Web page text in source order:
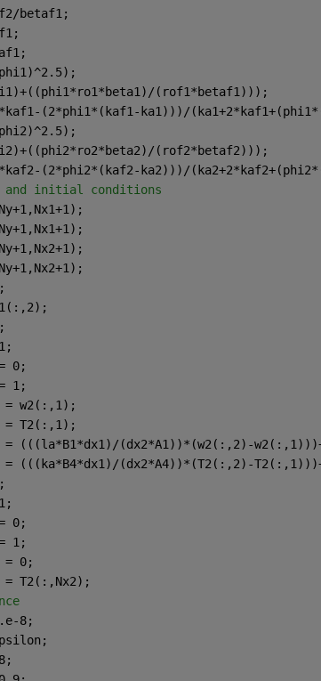
=
= rof2/
=
(rof1*betaf1)));
(2*phi1*(kaf1-ka1)))/
(rof2*betaf2)));
(2*phi2*(kaf2-ka2)))/
and initial conditions
=
=
=
=
= (((la*B1*dx1)/(dx2*A1))*(w2(:,2)-
= (((ka*B4*dx1)/(dx2*A4))*(T2(:,2)-
=
=
8;
=
=